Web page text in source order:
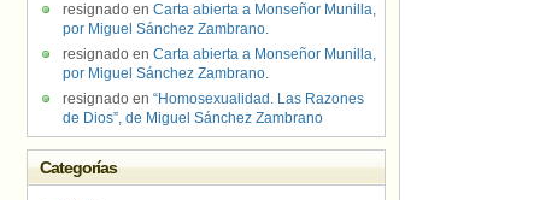
resignado en Carta abierta a Monseñor Munilla,
por Miguel Sánchez Zambrano.
resignado en Carta abierta a Monseñor Munilla,
por Miguel Sánchez Zambrano.
resignado en “Homosexualidad. Las Razones
de Dios”, de Miguel Sánchez Zambrano
Categorías